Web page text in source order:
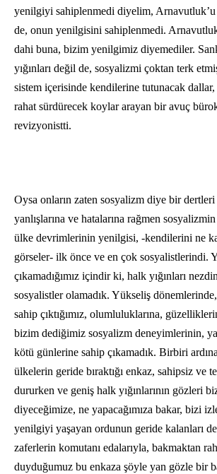
yenilgiyi sahiplenmedi diyelim, Ar­navutluk’u
de, onun yenilgisini sahiplenmedi.
dahi buna, bizim yenilgimiz diyemediler.
yığınları değil de, sosyalizmi çoktan terk
sistem içerisinde kendilerine tutunacak dallar,
rahat sürdürecek koylar arayan bir avuç
revizyonistti.
Oysa onların zaten sosyalizm diye bir
yanlışlarına ve hatalarına rağmen
ülke devrimlerinin yenilgisi, -kendilerini ne
görseler- ilk önce ve en çok sosyalistlerindi.
çıka­madığımız içindir ki, halk yığınları
sosyalistler olamadık. Yükseliş
sahip çıktığımız, olumluluklarına,
bizim dediğimiz sosyalizm deneyimlerinin,
kötü günlerine sahip çıkamadık. Birbiri
ülkelerin geride bıraktığı enkaz, sahipsiz ve
dururken ve geniş halk yığınlarının gözleri
diyeceğimize, ne yapacağımıza bakar, bizi
yenilgiyi yaşayan ordunun geride kalanları
zaferlerin komutanı edalarıyla, bak­maktan
duyduğumuz bu enkaza şöyle yan gözle bir